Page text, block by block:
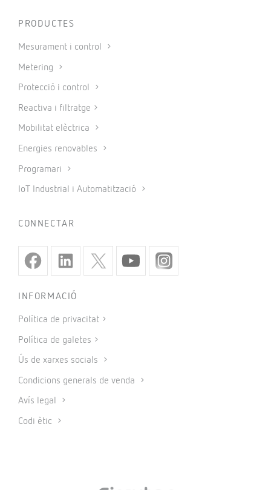
PRODUCTES
Mesurament i control
Metering
Protecció i control
Reactiva i filtratge
Mobilitat elèctrica
Energies renovables
Programari
IoT Industrial i Automatització
CONNECTAR
INFORMACIÓ
Política de privacitat
Política de galetes
Ús de xarxes socials
Condicions generals de venda
Avís legal
Codi ètic